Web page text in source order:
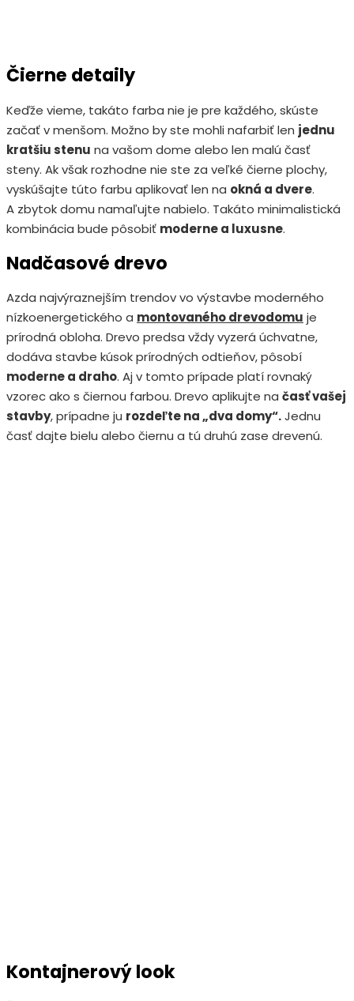
Čierne detaily
Keďže vieme, takáto farba nie je pre každého, skúste
začať v menšom. Možno by ste mohli nafarbiť len jednu
kratšiu stenu na vašom dome alebo len malú časť
steny. Ak však rozhodne nie ste za veľké čierne plochy,
vyskúšajte túto farbu aplikovať len na okná a dvere.
A zbytok domu namaľujte nabielo. Takáto minimalistická
kombinácia bude pôsobiť moderne a luxusne.
Nadčasové drevo
Azda najvýraznejším trendov vo výstavbe moderného
nízkoenergetického a montovaného drevodomu je
prírodná obloha. Drevo predsa vždy vyzerá úchvatne,
dodáva stavbe kúsok prírodných odtieňov, pôsobí
moderne a draho. Aj v tomto prípade platí rovnaký
vzorec ako s čiernou farbou. Drevo aplikujte na časť vašej
stavby, prípadne ju rozdeľte na „dva domy“.Jednu
časť dajte bielu alebo čiernu a tú druhú zase drevenú.
Kontajnerový look